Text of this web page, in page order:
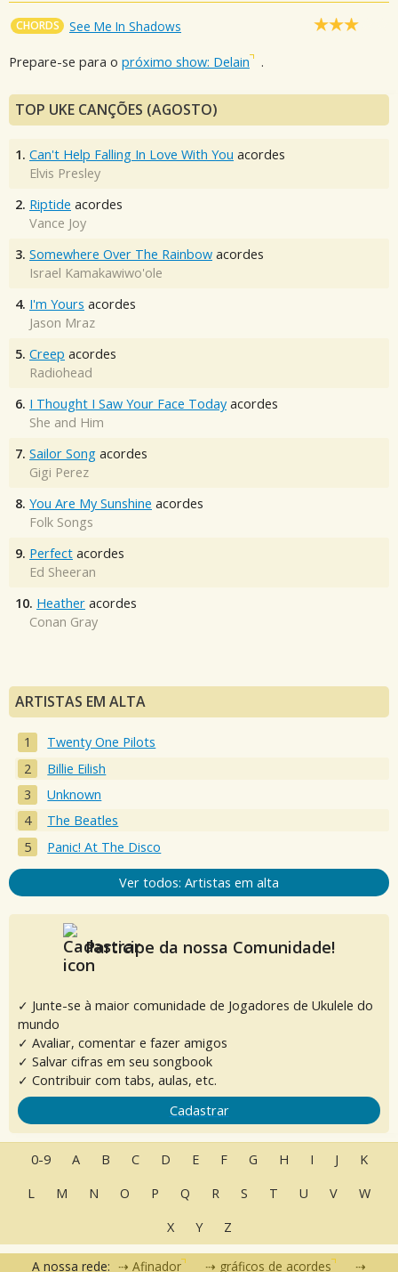
CHORDS See Me In Shadows
Prepare-se para o próximo show: Delain .
TOP UKE CANÇÕES (AGOSTO)
1. Can't Help Falling In Love With You acordes
Elvis Presley
2. Riptide acordes
Vance Joy
3. Somewhere Over The Rainbow acordes
Israel Kamakawiwo'ole
4. I'm Yours acordes
Jason Mraz
5. Creep acordes
Radiohead
6. I Thought I Saw Your Face Today acordes
She and Him
7. Sailor Song acordes
Gigi Perez
8. You Are My Sunshine acordes
Folk Songs
9. Perfect acordes
Ed Sheeran
10. Heather acordes
Conan Gray
ARTISTAS EM ALTA
Twenty One Pilots
Billie Eilish
Unknown
The Beatles
Panic! At The Disco
Ver todos: Artistas em alta
Participe da nossa Comunidade!
✓ Junte-se à maior comunidade de Jogadores de Ukulele do
mundo
✓ Avaliar, comentar e fazer amigos
✓ Salvar cifras em seu songbook
✓ Contribuir com tabs, aulas, etc.
Cadastrar
0-9 A B C D E F G H I J
K
L
M N O P Q R S T U V
W
X
Y Z
A nossa rede: Afinador gráficos de acordes